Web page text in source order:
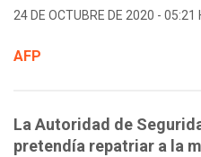
24 DE OCTUBRE DE 2020 - 05:21
AFP
La Autoridad de
pretendía repatriar a la